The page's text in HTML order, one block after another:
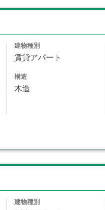
建物種別
賃貸アパート
構造
木造
建物種別